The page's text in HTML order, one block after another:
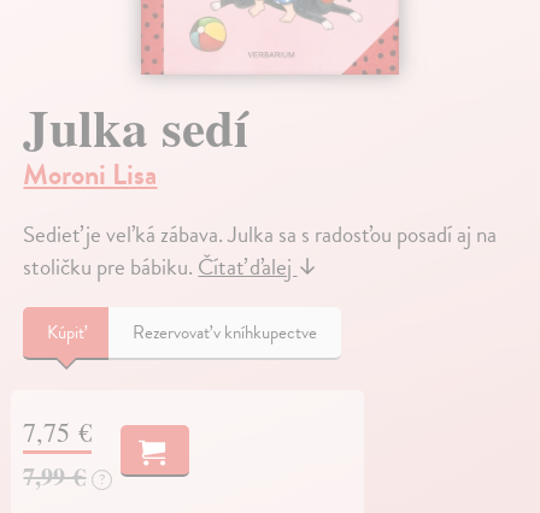
Julka sedí
Moroni Lisa
Sedieť je veľká zábava. Julka sa s radosťou posadí aj na
stoličku pre bábiku.Čítať ďalej↓
Kúpiť Rezervovať v kníhkupectve
7,75 €
7,99 €
?